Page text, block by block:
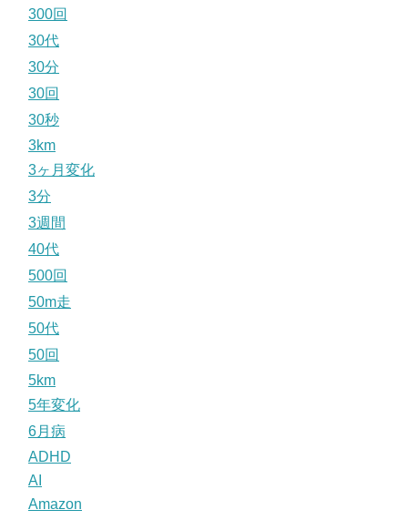
300回
30代
30分
30回
30秒
3km
3ヶ月変化
3分
3週間
40代
500回
50m走
50代
50回
5km
5年変化
6月病
ADHD
AI
Amazon